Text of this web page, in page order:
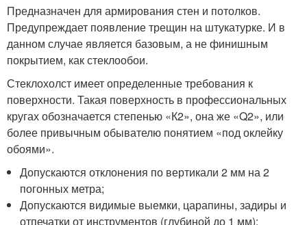
Предназначен для армирования стен и потолков.
Предупреждает появление трещин на штукатурке. И в
данном случае является базовым, а не финишным
покрытием, как стеклообои.
Стеклохолст имеет определенные требования к
поверхности. Такая поверхность в профессиональных
кругах обозначается степенью «К2», она же «Q2», или
более привычным обывателю понятием «под оклейку
обоями».
Допускаются отклонения по вертикали 2 мм на 2
погонных метра;
Допускаются видимые выемки, царапины, задиры и
отпечатки от инструментов (глубиной до 1 мм);